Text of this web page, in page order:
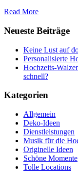
Read More
Neueste Beiträge
Keine Lust auf
Personalisierte
Hochzeits-
schnell?
Kategorien
Allgemein
Deko-Ideen
Dienstleistungen
Musik für die
Originelle Ideen
Schöne Momente
Tolle Locations